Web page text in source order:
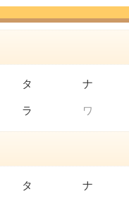
タ ナ
ラ ワ
タ ナ